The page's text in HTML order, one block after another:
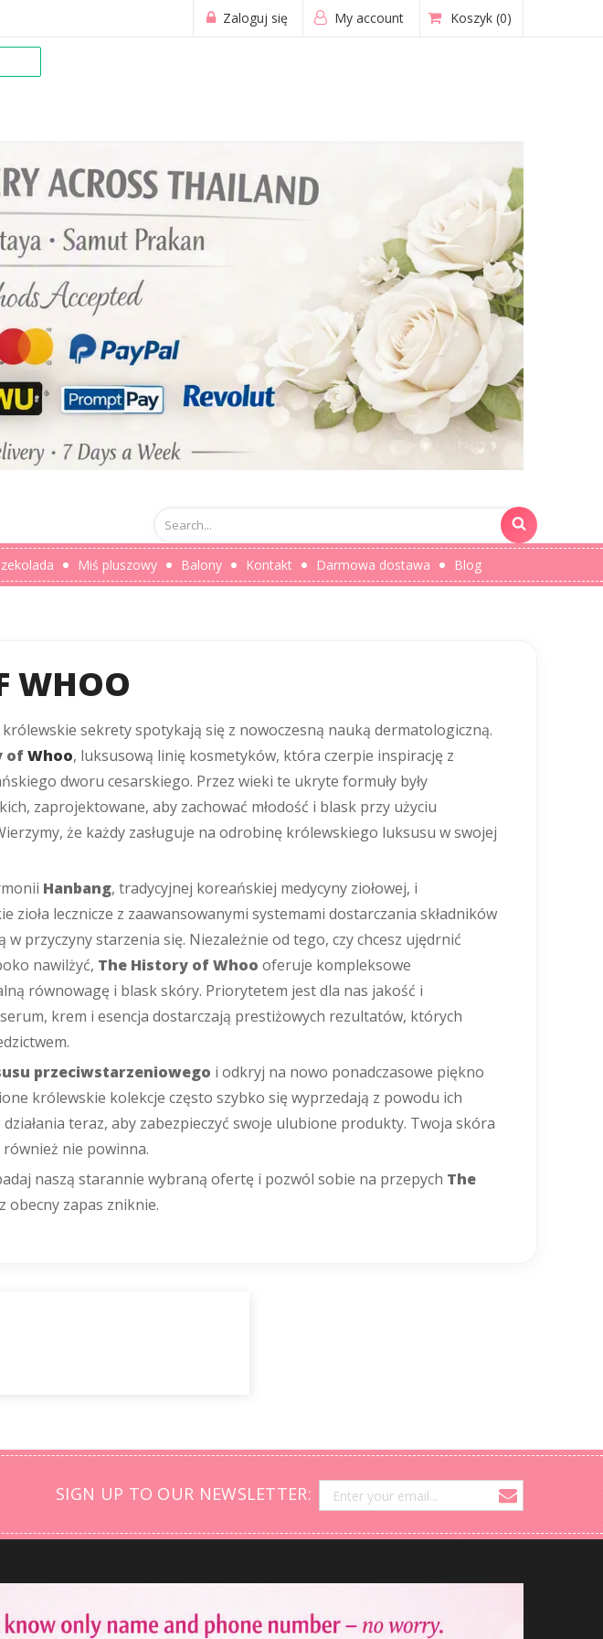
My account
Zaloguj się Koszyk (0)
Miś pluszowy Balony Kontakt Darmowa dostawa Blog
WHOO
sekrety spotykają się z nowoczesną nauką dermatologiczną.
ofWhoo, luksusową linię kosmetyków, która czerpie inspirację z
dworu cesarskiego. Przez wieki te ukryte formuły były
zaprojektowane, aby zachować młodość i blask przy użyciu
że każdy zasługuje na odrobinę królewskiego luksusu w swojej
Hanbang, tradycyjnej koreańskiej medycyny ziołowej, i
zioła lecznicze z zaawansowanymi systemami dostarczania składników
przyczyny starzenia się. Niezależnie od tego, czy chcesz ujędrnić
nawilżyć, The History of Whoo oferuje kompleksowe
równowagę i blask skóry. Priorytetem jest dla nas jakość i
krem i esencja dostarczają prestiżowych rezultatów, których
przeciwstarzeniowego i odkryj na nowo ponadczasowe piękno
królewskie kolekcje często szybko się wyprzedają z powodu ich
teraz, aby zabezpieczyć swoje ulubione produkty. Twoja skóra
nie powinna.
naszą starannie wybraną ofertę i pozwól sobie na przepych The
obecny zapas zniknie.
SIGN UP TO OUR NEWSLETTER: